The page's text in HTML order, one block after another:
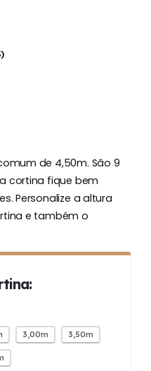
de 4,50m. São 9
cortina fique bem
Personalize a altura
e também o
3,00m 3,50m